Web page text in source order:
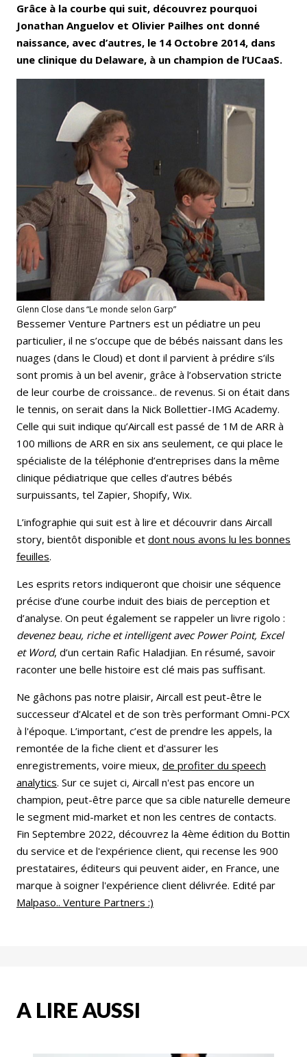
Grâce à la courbe qui suit, découvrez pourquoi
Jonathan Anguelov et Olivier Pailhes ont donné
naissance, avec d’autres, le 14 Octobre 2014, dans
une clinique du Delaware, à un champion de l’UCaaS.
Glenn Close dans “Le monde selon Garp”
Bessemer Venture Partners est un pédiatre un peu
particulier, il ne s’occupe que de bébés naissant dans les
nuages (dans le Cloud) et dont il parvient à prédire s’ils
sont promis à un bel avenir, grâce à l’observation stricte
de leur courbe de croissance.. de revenus. Si on était dans
le tennis, on serait dans la Nick Bollettier-IMG Academy.
Celle qui suit indique qu’Aircall est passé de 1M de ARR à
100 millions de ARR en six ans seulement, ce qui place le
spécialiste de la téléphonie d’entreprises dans la même
clinique pédiatrique que celles d’autres bébés
surpuissants, tel Zapier, Shopify, Wix.
L’infographie qui suit est à lire et découvrir dans Aircall
story, bientôt disponible et dont nous avons lu les bonnes
feuilles.
Les esprits retors indiqueront que choisir une séquence
précise d’une courbe induit des biais de perception et
d’analyse. On peut également se rappeler un livre rigolo :
devenez beau, riche et intelligent avec Power Point, Excel
et Word, d’un certain Rafic Haladjian. En résumé, savoir
raconter une belle histoire est clé mais pas suffisant.
Ne gâchons pas notre plaisir, Aircall est peut-être le
successeur d’Alcatel et de son très performant Omni-PCX
à l'époque. L’important, c’est de prendre les appels, la
remontée de la fiche client et d'assurer les
enregistrements, voire mieux, de profiter du speech
analytics. Sur ce sujet ci, Aircall n'est pas encore un
champion, peut-être parce que sa cible naturelle demeure
le segment mid-market et non les centres de contacts.
Fin Septembre 2022, découvrez la 4ème édition du Bottin
du service et de l'expérience client, qui recense les 900
prestataires, éditeurs qui peuvent aider, en France, une
marque à soigner l'expérience client délivrée. Edité par
Malpaso.. Venture Partners :)
A LIRE AUSSI